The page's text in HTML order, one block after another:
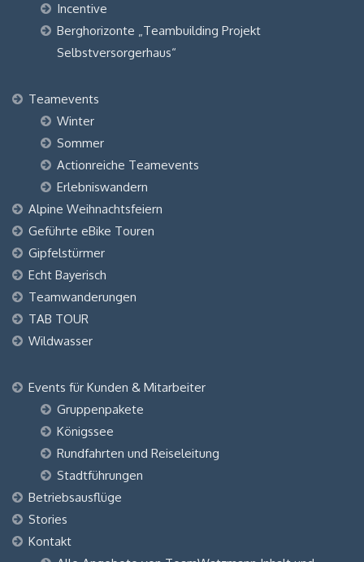
Incentive
Berghorizonte „Teambuilding Projekt
Selbstversorgerhaus“
Teamevents
Winter
Sommer
Actionreiche Teamevents
Erlebniswandern
Alpine Weihnachtsfeiern
Geführte eBike Touren
Gipfelstürmer
Echt Bayerisch
Teamwanderungen
TAB TOUR
Wildwasser
Events für Kunden & Mitarbeiter
Gruppenpakete
Königssee
Rundfahrten und Reiseleitung
Stadtführungen
Betriebsausflüge
Stories
Kontakt